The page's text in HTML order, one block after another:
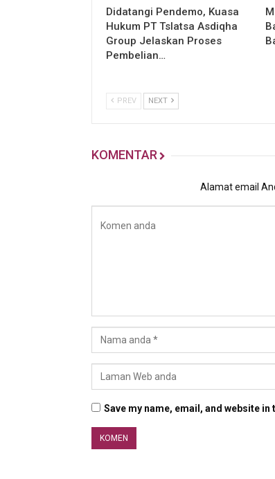
Didatangi Pendemo, Kuasa
Hukum PT Tslatsa Asdiqha
Group Jelaskan Proses
Pembelian…
PREV NEXT
KOMENTAR
Alamat email
Save my name, email, and website